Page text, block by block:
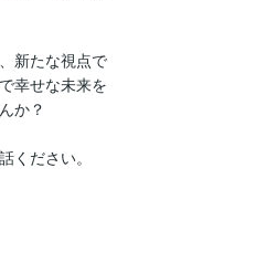
新たな視点で
幸せな未来を
か？
ください。